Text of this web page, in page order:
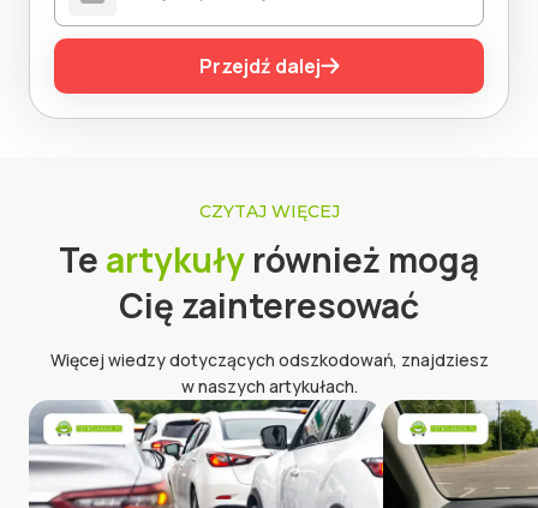
Przejdź dalej
CZYTAJ WIĘCEJ
Te artykuły również mogą
Cię zainteresować
Więcej wiedzy dotyczących odszkodowań, znajdziesz
w naszych artykułach.